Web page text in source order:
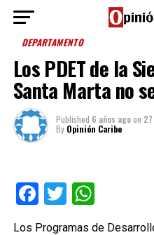
DEPARTAMENTO
Los PDET de la
Santa Marta no
Published 6 años agoon
By Opinión Caribe
Facebook
Twitter
Los Programas de